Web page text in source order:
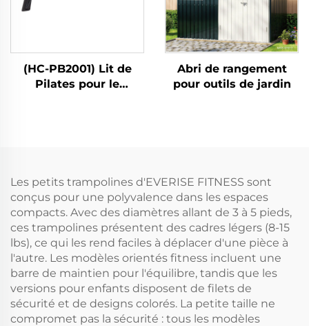
(HC-PB2001) Lit de
Pilates pour le
Abri de rangement
pour outils de jardin
Les petits trampolines d'EVERISE FITNESS sont
conçus pour une polyvalence dans les espaces
compacts. Avec des diamètres allant de 3 à 5 pieds,
ces trampolines présentent des cadres légers (8-15
lbs), ce qui les rend faciles à déplacer d'une pièce à
l'autre. Les modèles orientés fitness incluent une
barre de maintien pour l'équilibre, tandis que les
versions pour enfants disposent de filets de
sécurité et de designs colorés. La petite taille ne
compromet pas la sécurité : tous les modèles